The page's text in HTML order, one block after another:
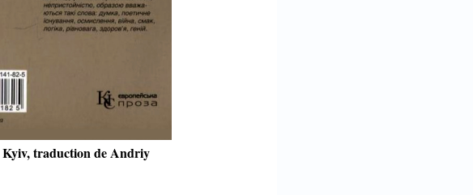
Kyiv, traduction de Andriy